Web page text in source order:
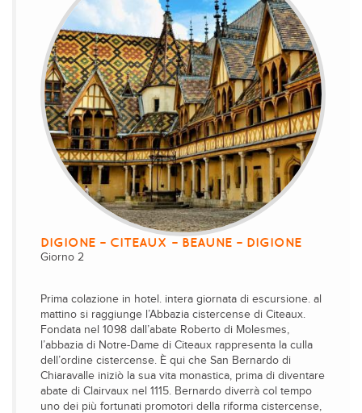
DIGIONE – CITEAUX – BEAUNE – DIGIONE
Giorno 2
Prima colazione in hotel. intera giornata di escursione. al
mattino si raggiunge l’Abbazia cistercense di Citeaux.
Fondata nel 1098 dall’abate Roberto di Molesmes,
l’abbazia di Notre-Dame di Citeaux rappresenta la culla
dell’ordine cistercense. È qui che San Bernardo di
Chiaravalle iniziò la sua vita monastica, prima di diventare
abate di Clairvaux nel 1115. Bernardo diverrà col tempo
uno dei più fortunati promotori della riforma cistercense,